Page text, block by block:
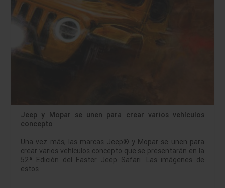
Jeep y Mopar se unen para crear varios vehículos
concepto
Una vez más, las marcas Jeep® y Mopar se unen para
crear varios vehículos concepto que se presentarán en la
52ª Edición del Easter Jeep Safari. Las imágenes de
estos…